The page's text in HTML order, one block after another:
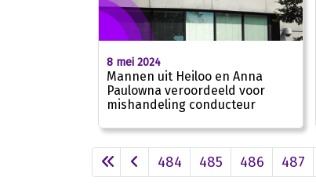
8 mei 2024
Mannen uit Heiloo en Anna
Paulowna veroordeeld voor
mishandeling conducteur
484 485 486 487